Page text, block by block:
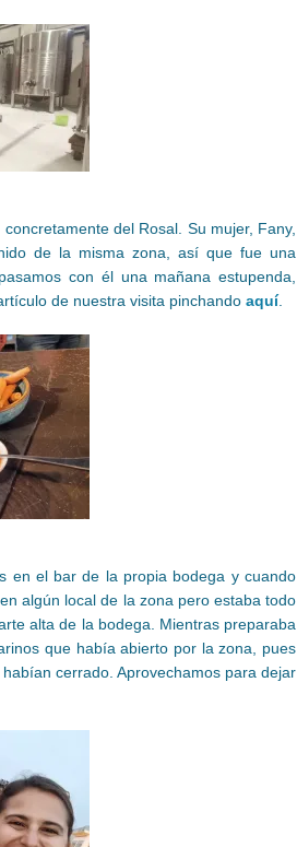
del Rosal. Su mujer, Fany,
de la misma zona, así que fue una
con él una mañana estupenda,
de nuestra visita pinchando aquí.
en el bar de la propia bodega y cuando
algún local de la zona pero estaba todo
alta de la bodega. Mientras preparaba
que había abierto por la zona, pues
cerrado. Aprovechamos para dejar